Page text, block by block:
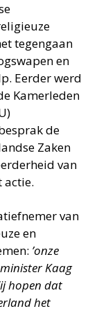
tegengaan
en
Eerder werd
Kamerleden
de
Zaken
van
actie.
van
en
’onze
Kaag
hopen dat
het